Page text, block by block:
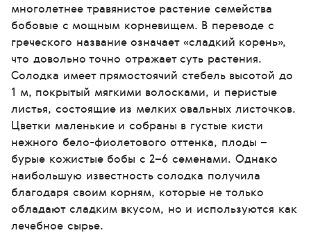
многолетнее травянистое растение семейства
бобовые с мощным корневищем. В переводе с
греческого название означает «сладкий корень»,
что довольно точно отражает суть растения.
Солодка имеет прямостоячий стебель высотой до
1 м, покрытый мягкими волосками, и перистые
листья, состоящие из мелких овальных листочков.
Цветки маленькие и собраны в густые кисти
нежного бело-фиолетового оттенка, плоды –
бурые кожистые бобы с 2–6 семенами. Однако
наибольшую известность солодка получила
благодаря своим корням, которые не только
обладают сладким вкусом, но и используются как
лечебное сырье.